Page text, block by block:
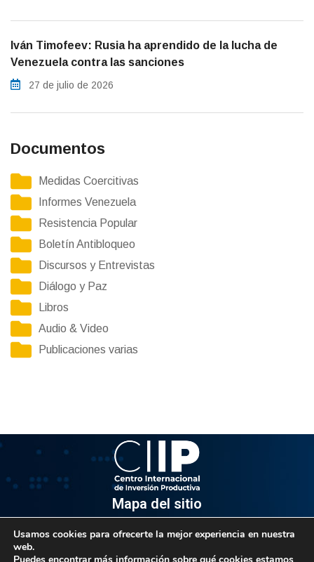
Iván Timofeev: Rusia ha aprendido de la lucha de
Venezuela contra las sanciones
27 de julio de 2026
Documentos
Medidas Coercitivas
Informes Venezuela
Resistencia Popular
Boletín Antibloqueo
Discursos y Entrevistas
Diálogo y Paz
Libros
Audio & Video
Publicaciones varias
Mapa del sitio
Usamos cookies para ofrecerte la mejor experiencia en nuestra
web.